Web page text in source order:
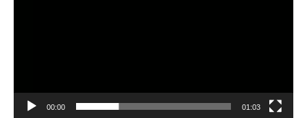
00:00 01:03